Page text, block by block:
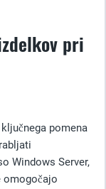
pri
pomena
Windows Server,
omogočajo